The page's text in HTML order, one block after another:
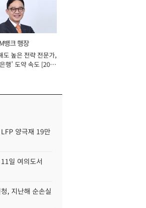
뱅크 행장
도 높은 전략 전문가,
행' 도약 속도 [2026
양극재 19만
일 여의도서
, 지난해 순손실